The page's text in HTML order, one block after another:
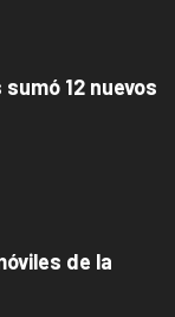
12 nuevos
de la